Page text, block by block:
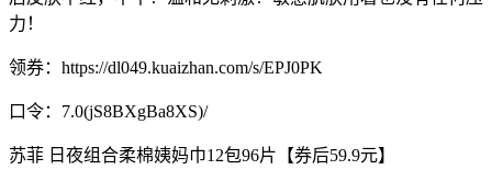
力！
领券：https://dl049.kuaizhan.com/s/EPJ0PK
口令：7.0(jS8BXgBa8XS)/
苏菲 日夜组合柔棉姨妈巾12包96片【券后59.9元】